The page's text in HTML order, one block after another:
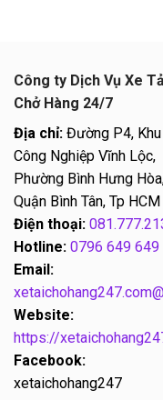
Công ty Dịch Vụ Xe
Chở Hàng 24/7
Địa chỉ: Đường P4, Khu
Công Nghiệp Vĩnh Lộc,
Phường Bình Hưng
Quận Bình Tân, Tp HCM
Điện thoại:
Hotline: 0796 649 649
Email:
Website:
https://
Facebook:
xetaichohang247